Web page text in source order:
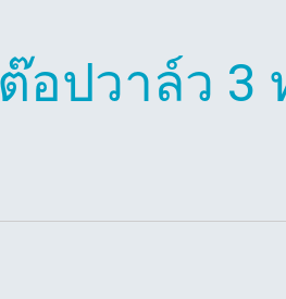
อปวาล์ว 3